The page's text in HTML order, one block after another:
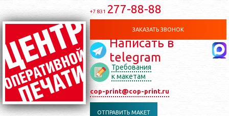
+7 831 277-88-88
ЗАКАЗАТЬ ЗВОНОК
Написать в
telegram
Требования
к макетам
cop-print@cop-print.ru
ОТПРАВИТЬ МАКЕТ